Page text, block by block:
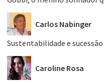
Carlos Nabinger
Sustentabilidade e
Caroline Rosa